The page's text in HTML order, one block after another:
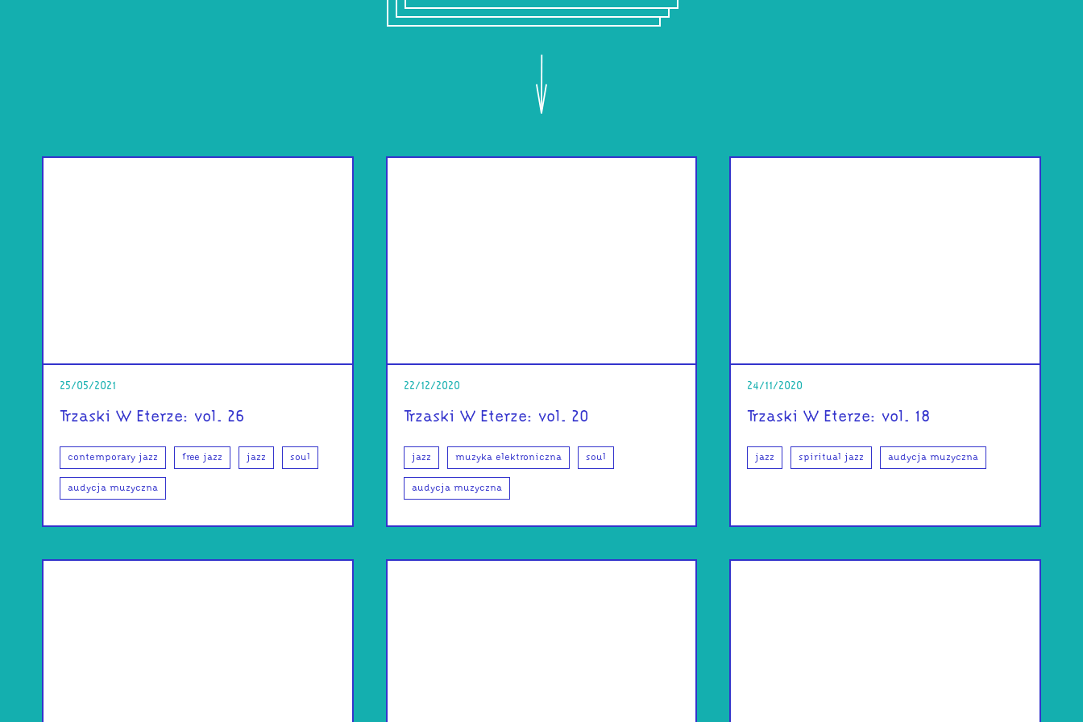
25/05/2021
Trzaski W Eterze: vol. 26
contemporary jazz free jazz jazz soul
audycja muzyczna
22/12/2020
Trzaski W Eterze: vol. 20
jazz muzyka elektroniczna soul
audycja muzyczna
24/11/2020
Trzaski W Eterze: vol. 18
jazz spiritual jazz audycja muzyczna